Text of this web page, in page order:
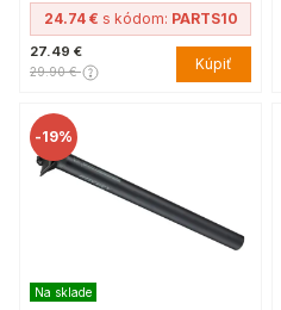
24.74 € s kódom: PARTS10
27.49 €
29.90 € Kúpiť
-19%
Na sklade